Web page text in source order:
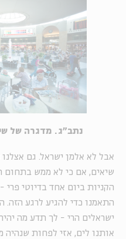
נתב"ג. מדגרה של
אבל לא אלמן ישראל. גם
שיאים, אם כי לא ממש בתחום
הקניות ביום אחד בדיוטי
התאמנו כדי להגיע לרגע הזה.
ישראלים הרי - לך תדע מה
אותנו לים, אזי לפחות שנהיה